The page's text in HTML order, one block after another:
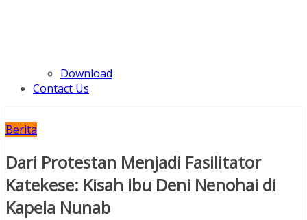
Download
Contact Us
Berita
Dari Protestan Menjadi Fasilitator
Katekese: Kisah Ibu Deni Nenohai di
Kapela Nunab